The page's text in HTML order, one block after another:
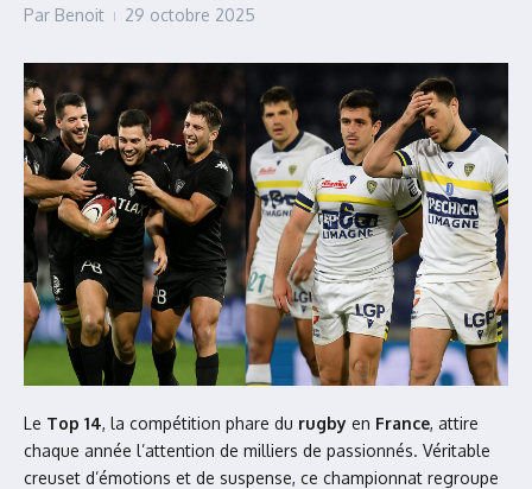
Par Benoit 29 octobre 2025
Le Top 14, la compétition phare du rugby en France, attire
chaque année l’attention de milliers de passionnés. Véritable
creuset d’émotions et de suspense, ce championnat regroupe